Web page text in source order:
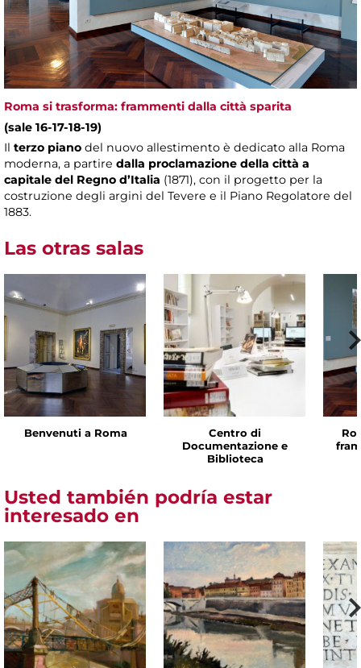
Roma si trasforma: frammenti dalla città sparita
(sale 16-17-18-19)
Il terzo piano del nuovo allestimento è dedicato alla Roma
moderna, a partire dalla proclamazione della città a
capitale del Regno d’Italia (1871), con il progetto per la
costruzione degli argini del Tevere e il Piano Regolatore del
1883.
Las otras salas
Benvenuti a Roma
Centro di
Documentazione e
Biblioteca
Usted también podría estar
interesado en